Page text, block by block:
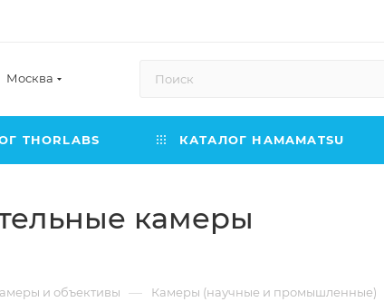
Москва
THORLABS КАТАЛОГ HAMAMATSU
камеры
и объективы — Камеры (научные и промышленные)